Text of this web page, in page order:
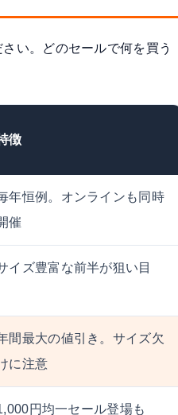
い。どのセールで何を買う
徴
年恒例。オンラインも同時
催
イズ豊富な前半が狙い目
間最大の値引き。サイズ欠
に注意
円均一セール登場も